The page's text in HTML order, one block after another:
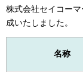
株式会社セイコー
成いたしました。
名称